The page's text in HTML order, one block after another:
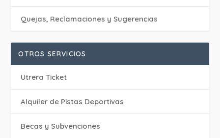
Quejas, Reclamaciones y Sugerencias
OTROS SERVICIOS
Utrera Ticket
Alquiler de Pistas Deportivas
Becas y Subvenciones